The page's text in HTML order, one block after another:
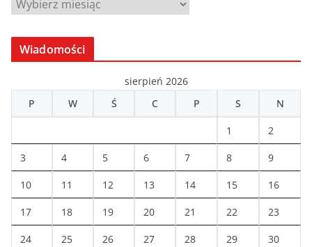
c
w
Wiadomości
sierpień 2026
P
W Ś C P S N
1 2
3 4 5 6 7 8 9
10 11 12 13 14 15 16
17 18 19 20 21 22 23
24 25 26 27 28 29 30